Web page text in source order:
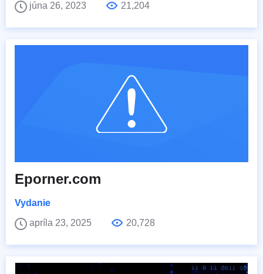
júna 26, 2023
21,204
Eporner.com
Vydanie
apríla 23, 2025
20,728